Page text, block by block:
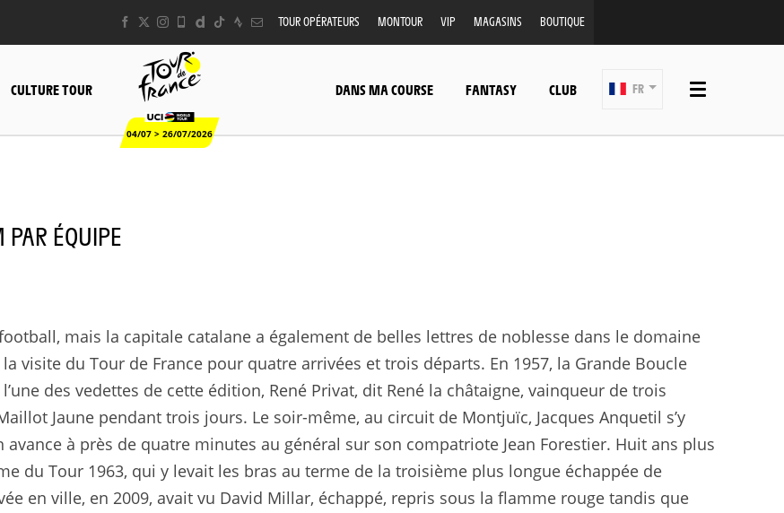
TOUR OPÉRATEURS MONTOUR VIP MAGASINS BOUTIQUE
CULTURE TOUR
04/07 > 26/07/2026
DANS MA COURSE FANTASY CLUB FR
ÉQUIPE
mais la capitale catalane a également de belles lettres de noblesse dans le domaine
visite du Tour de France pour quatre arrivées et trois départs. En 1957, la Grande Boucle
des vedettes de cette édition, René Privat, dit René la châtaigne, vainqueur de trois
Jaune pendant trois jours. Le soir-même, au circuit de Montjuïc, Jacques Anquetil s’y
à près de quatre minutes au général sur son compatriote Jean Forestier. Huit ans plus
du Tour 1963, qui y levait les bras au terme de la troisième plus longue échappée de
en ville, en 2009, avait vu David Millar, échappé, repris sous la flamme rouge tandis que